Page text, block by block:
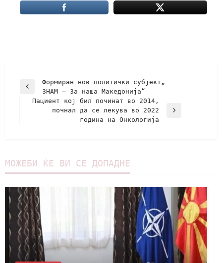
Формиран нов политички субјект„
ЗНАМ – За наша Македонија“
Пациент кој бил починат во 2014,
почнал да се лекува во 2022
година на Онкологија
МОЖЕБИ ЌЕ ВИ СЕ ДОПАДНЕ